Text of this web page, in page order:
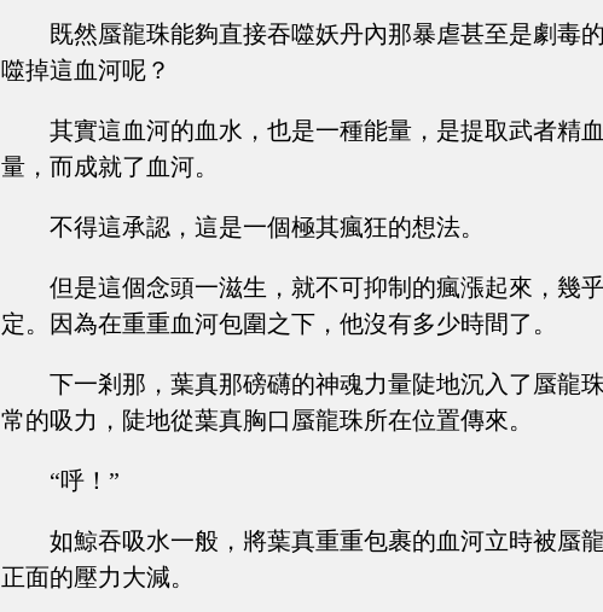
既然蜃龍珠能夠直接吞噬妖丹內那暴虐甚至是劇毒
噬掉這血河呢？
其實這血河的血水，也是一種能量，是提取武者精
量，而成就了血河。
不得這承認，這是一個極其瘋狂的想法。
但是這個念頭一滋生，就不可抑制的瘋漲起來，幾
定。因為在重重血河包圍之下，他沒有多少時間了。
下一剎那，葉真那磅礴的神魂力量陡地沉入了蜃龍
常的吸力，陡地從葉真胸口蜃龍珠所在位置傳來。
“呼！”
如鯨吞吸水一般，將葉真重重包裹的血河立時被蜃
正面的壓力大減。